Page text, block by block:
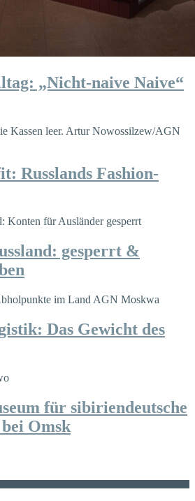
„Nicht-naive Naive“
Russlands Fashion-
gesperrt &
Das Gewicht des
für sibiriendeutsche
Omsk